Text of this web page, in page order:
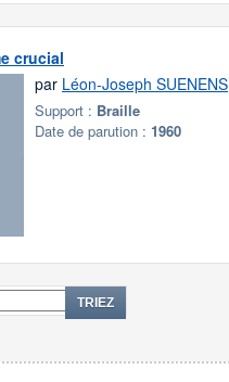
crucial
par Léon-Joseph SUENENS
Support : Braille
Date de parution : 1960
TRIEZ